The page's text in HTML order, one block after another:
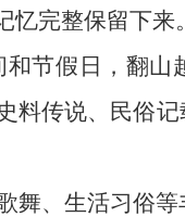
完整保留下来。
节假日，翻山
料传说、民俗
舞、生活习俗